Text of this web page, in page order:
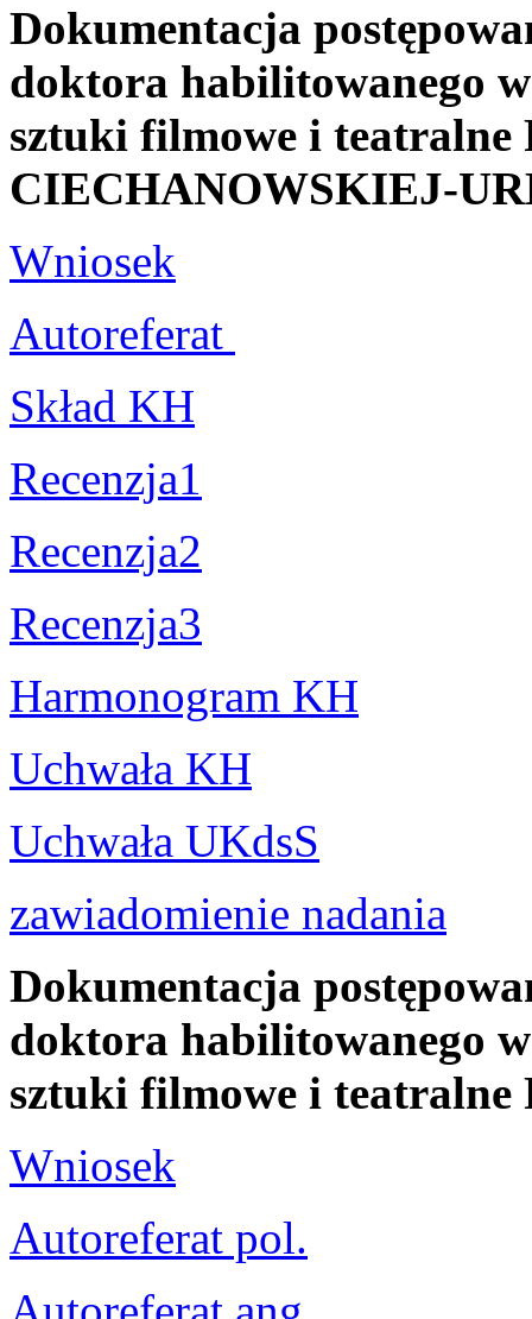
Dokumentacja
doktora habilitowanego
sztuki filmowe i teatralne
CIECHANOWSKIEJ-
Wniosek
Autoreferat
Skład KH
Recenzja1
Recenzja2
Recenzja3
Harmonogram KH
Uchwała KH
Uchwała UKdsS
zawiadomienie nadania
Dokumentacja
doktora habilitowanego
sztuki filmowe i teatralne
Wniosek
Autoreferat pol.